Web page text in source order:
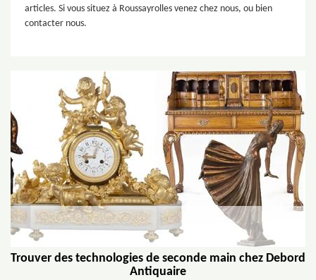
articles. Si vous situez à Roussayrolles venez chez nous, ou bien
contacter nous.
Trouver des technologies de seconde main chez Debord
Antiquaire